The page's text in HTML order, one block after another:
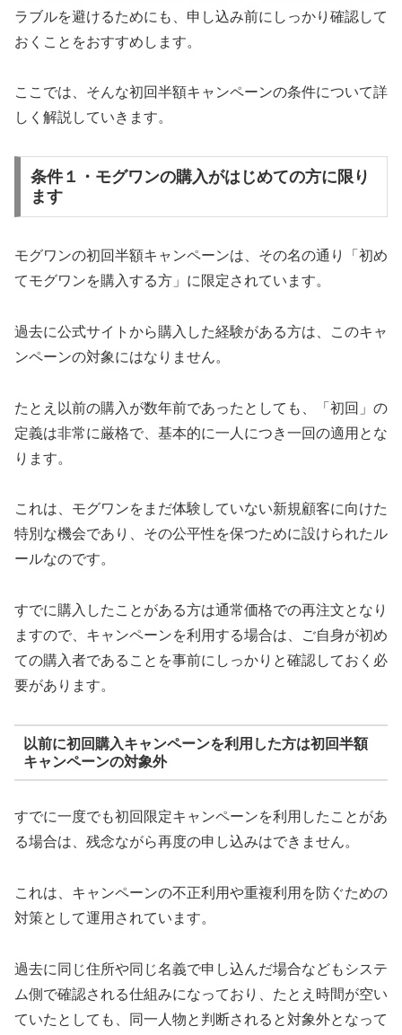
ラブルを避けるためにも、申し込み前にしっかり確認して
おくことをおすすめします。
ここでは、そんな初回半額キャンペーンの条件について詳
しく解説していきます。
条件１・モグワンの購入がはじめての方に限り
ます
モグワンの初回半額キャンペーンは、その名の通り「初め
てモグワンを購入する方」に限定されています。
過去に公式サイトから購入した経験がある方は、このキャ
ンペーンの対象にはなりません。
たとえ以前の購入が数年前であったとしても、「初回」の
定義は非常に厳格で、基本的に一人につき一回の適用とな
ります。
これは、モグワンをまだ体験していない新規顧客に向けた
特別な機会であり、その公平性を保つために設けられたル
ールなのです。
すでに購入したことがある方は通常価格での再注文となり
ますので、キャンペーンを利用する場合は、ご自身が初め
ての購入者であることを事前にしっかりと確認しておく必
要があります。
以前に初回購入キャンペーンを利用した方は初回半額
キャンペーンの対象外
すでに一度でも初回限定キャンペーンを利用したことがあ
る場合は、残念ながら再度の申し込みはできません。
これは、キャンペーンの不正利用や重複利用を防ぐための
対策として運用されています。
過去に同じ住所や同じ名義で申し込んだ場合などもシステ
ム側で確認される仕組みになっており、たとえ時間が空い
ていたとしても、同一人物と判断されると対象外となって